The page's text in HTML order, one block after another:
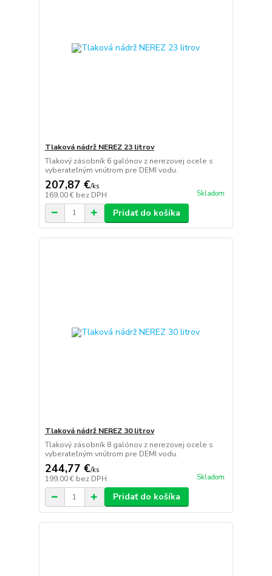
Tlaková nádrž NEREZ 23 litrov
Tlakový zásobník 6 galónov z nerezovej ocele s
vyberateľným vnútrom pre DEMI vodu.
207,87 €/ks
169,00 € bez DPH Skladom
Pridať do košíka
Tlaková nádrž NEREZ 30 litrov
Tlakový zásobník 8 galónov z nerezovej ocele s
vyberateľným vnútrom pre DEMI vodu.
244,77 €/ks
199,00 € bez DPH Skladom
Pridať do košíka